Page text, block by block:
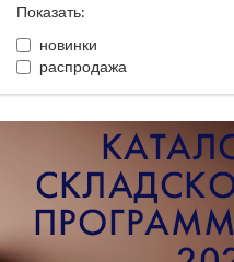
Показать:
новинки
распродажа